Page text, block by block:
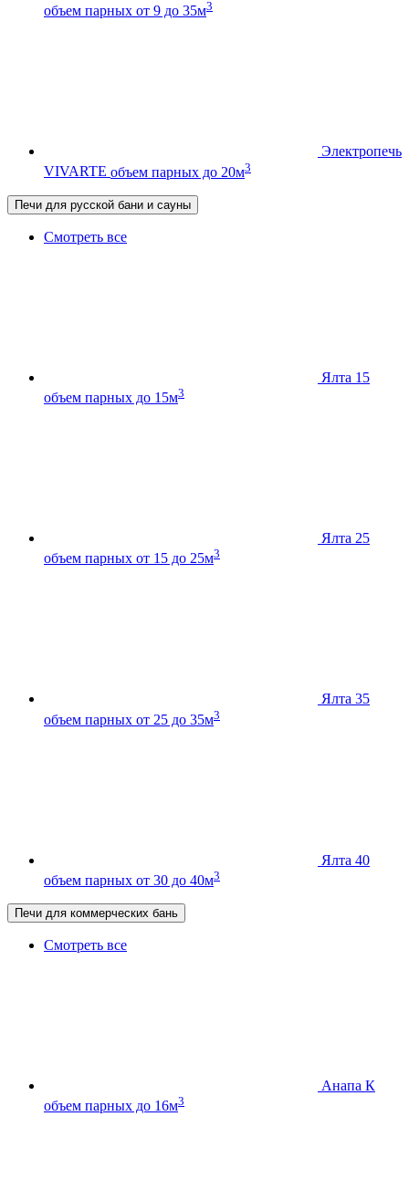
объем парных от 9 до 35м3
Электропечь
VIVARTE объем парных до 20м3
Печи для русской бани и сауны
Смотреть все
Ялта 15
объем парных до 15м3
Ялта 25
объем парных от 15 до 25м3
Ялта 35
объем парных от 25 до 35м3
Ялта 40
объем парных от 30 до 40м3
Печи для коммерческих бань
Смотреть все
Анапа К
объем парных до 16м3